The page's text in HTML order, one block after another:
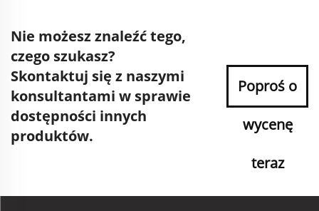
Nie możesz znaleźć tego,
czego szukasz?
Skontaktuj się z naszymi
konsultantami w sprawie
dostępności innych
produktów.
Poproś o
wycenę
teraz